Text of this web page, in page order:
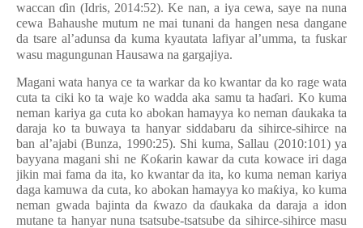
waccanɗin (Idris, 2014:52). Ke nan, a iya cewa, saye na nuna
cewa Bahaushe mutum ne mai tunani da hangen nesa dangane
da tsare al’adunsa da kuma kyautata lafiyar al’umma, ta fuskar
wasu magungunan Hausawa na gargajiya.
Magani wata hanya ce ta warkar da ko kwantar da ko rage wata
cuta ta ciki ko ta waje ko wadda aka samu ta haɗari. Ko kuma
neman kariya ga cuta ko abokan hamayya ko neman ɗaukaka ta
daraja ko ta buwaya ta hanyar siddabaru da sihirce-sihirce na
ban al’ajabi (Bunza, 1990:25). Shi kuma, Sallau (2010:101) ya
bayyana magani shi ne Ƙoƙarin kawar da cuta kowace iri daga
jikin mai fama da ita, ko kwantar da ita, ko kuma neman kariya
daga kamuwa da cuta, ko abokan hamayya ko maƙiya, ko kuma
neman gwada bajinta da ƙwazo daɗaukaka da daraja a idon
mutane ta hanyar nuna tsatsube-tsatsube da sihirce-sihirce masu